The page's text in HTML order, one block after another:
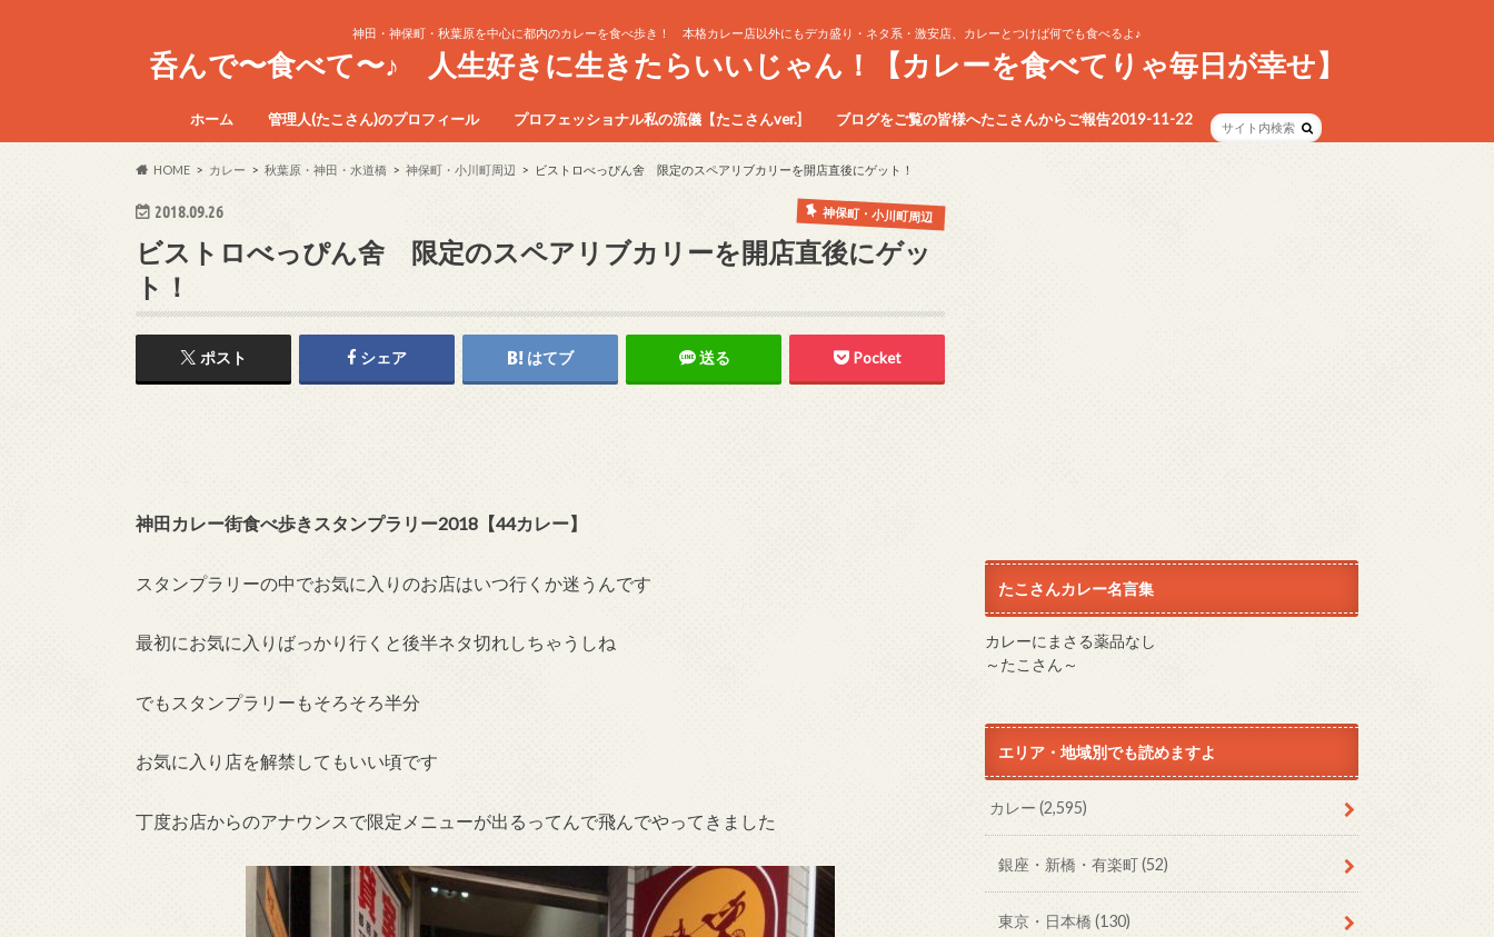
神田・神保町・秋葉原を中心に都内のカレーを食べ歩き！ 本格カレー店以外にもデカ盛り・ネタ系・激安店、カレーとつけば何でも食べるよ♪
呑んで〜食べて〜♪ 人生好きに生きたらいいじゃん！【カレーを食べてりゃ毎日が幸せ】
ホーム 管理人(たこさん)のプロフィール プロフェッショナル私の流儀【たこさんver.] ブログをご覧の皆様へたこさんからご報告2019-11-22
HOME カレー 秋葉原・神田・水道橋 神保町・小川町周辺 ビストロべっぴん舍 限定のスペアリブカリーを開店直後にゲット！
2018.09.26 神保町・小川町周辺
ビストロべっぴん舍 限定のスペアリブカリーを開店直後にゲッ
ト！
ポスト シェア はてブ 送る Pocket
神田カレー街食べ歩きスタンプラリー2018【44カレー】
スタンプラリーの中でお気に入りのお店はいつ行くか迷うんです
最初にお気に入りばっかり行くと後半ネタ切れしちゃうしね
でもスタンプラリーもそろそろ半分
お気に入り店を解禁してもいい頃です
丁度お店からのアナウンスで限定メニューが出るってんで飛んでやってきました
たこさんカレー名言集
カレーにまさる薬品なし
～たこさん～
エリア・地域別でも読めますよ
カレー(2,595)
銀座・新橋・有楽町(52)
東京・日本橋 (130)